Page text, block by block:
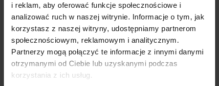
i reklam, aby oferować funkcje społecznościowe i
analizować ruch w naszej witrynie. Informacje o tym, jak
korzystasz z naszej witryny, udostępniamy partnerom
społecznościowym, reklamowym i analitycznym.
Partnerzy mogą połączyć te informacje z innymi danymi
otrzymanymi od Ciebie lub uzyskanymi podczas
korzystania z ich usług.